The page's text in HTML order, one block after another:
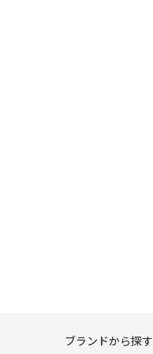
ブランドから探す